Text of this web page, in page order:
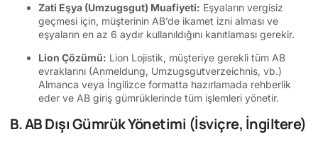
Zati Eşya (Umzugsgut) Muafiyeti: Eşyaların vergisiz
geçmesi için, müşterinin AB’de ikamet izni alması ve
eşyaların en az 6 aydır kullanıldığını kanıtlaması gerekir.
Lion Çözümü: Lion Lojistik, müşteriye gerekli tüm AB
evraklarını (Anmeldung, Umzugsgutverzeichnis, vb.)
Almanca veya İngilizce formatta hazırlamada rehberlik
eder ve AB giriş gümrüklerinde tüm işlemleri yönetir.
B. AB Dışı Gümrük Yönetimi (İsviçre, İngiltere)